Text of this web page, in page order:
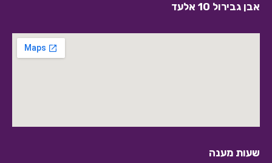
אבן גבירול 10 אלעד
שעות מענה